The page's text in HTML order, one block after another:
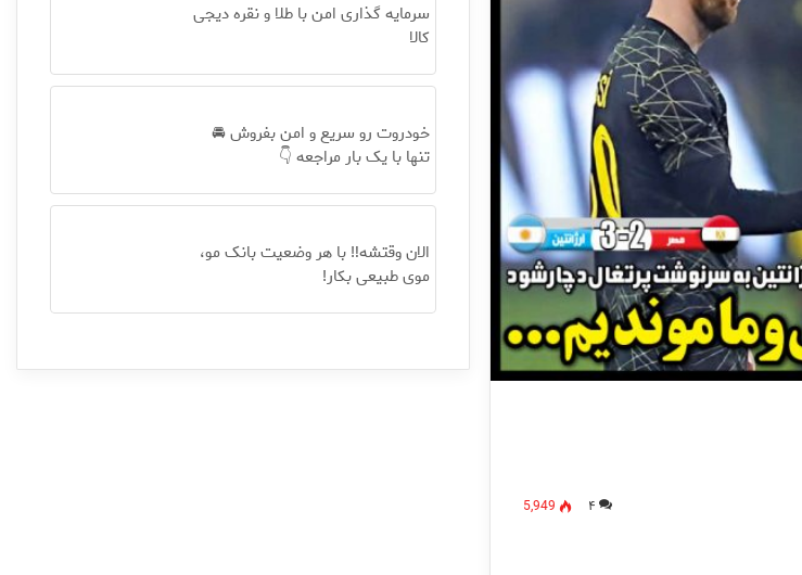
۴ 5,949
سرمایه گذاری امن با طلا و نقره دیجی
کالا
خودروت رو سریع و امن بفروش 🚘
تنها با یک بار مراجعه 👇
الان وقتشه‼️ با هر وضعیت بانک مو،
موی طبیعی بکار!